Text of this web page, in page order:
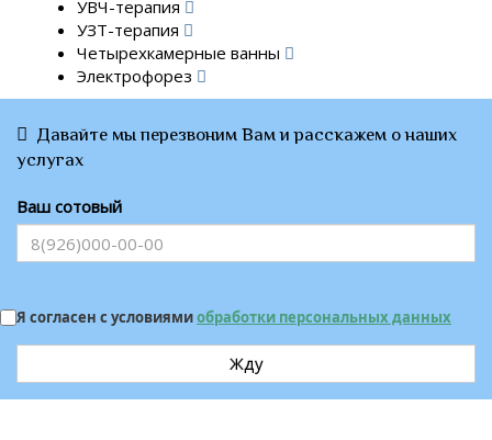
УВЧ-терапия
УЗТ-терапия
Четырехкамерные ванны
Электрофорез
Давайте мы перезвоним Вам и расскажем о наших
услугах
Ваш сотовый
Я согласен с условиямиобработки персональных данных
Жду